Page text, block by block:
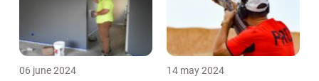
06 june 2024 14 may 2024